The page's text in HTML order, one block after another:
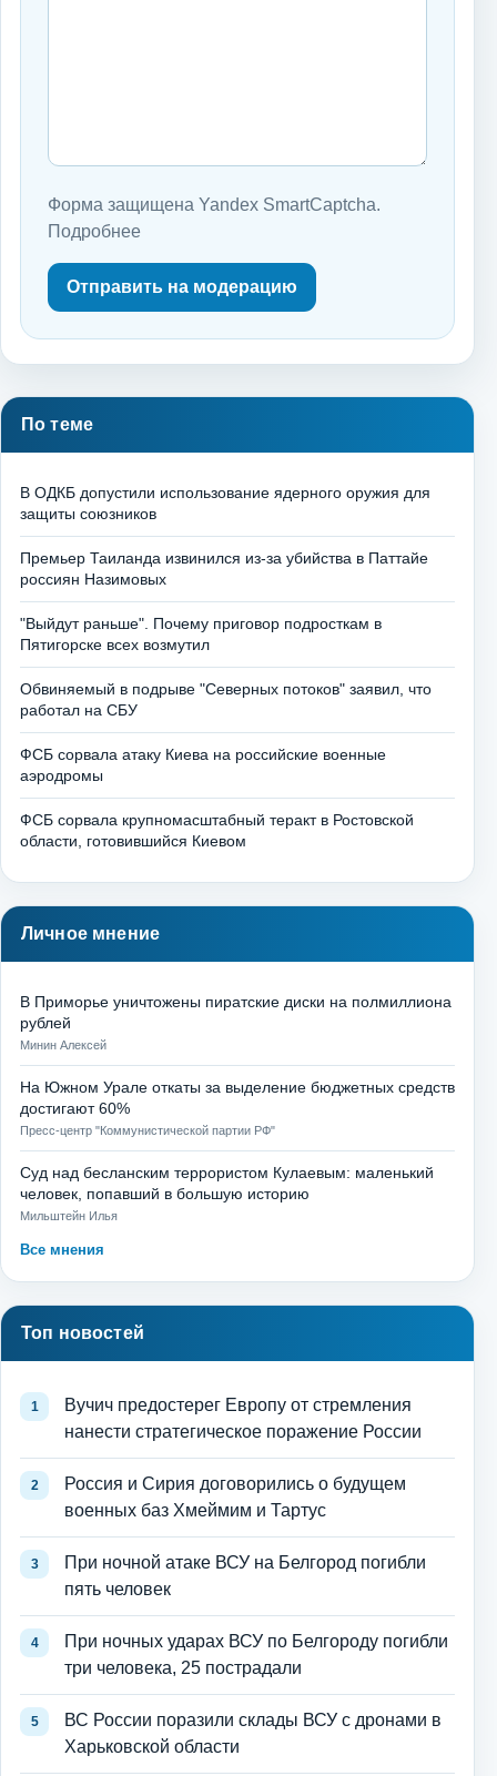
Форма защищена Yandex SmartCaptcha.
Подробнее
Отправить на модерацию
По теме
В ОДКБ допустили использование ядерного оружия для
защиты союзников
Премьер Таиланда извинился из-за убийства в Паттайе
россиян Назимовых
"Выйдут раньше". Почему приговор подросткам в
Пятигорске всех возмутил
Обвиняемый в подрыве "Северных потоков" заявил, что
работал на СБУ
ФСБ сорвала атаку Киева на российские военные
аэродромы
ФСБ сорвала крупномасштабный теракт в Ростовской
области, готовившийся Киевом
Личное мнение
В Приморье уничтожены пиратские диски на полмиллиона
рублей
Минин Алексей
На Южном Урале откаты за выделение бюджетных средств
достигают 60%
Пресс-центр "Коммунистической партии РФ"
Суд над бесланским террористом Кулаевым: маленький
человек, попавший в большую историю
Мильштейн Илья
Все мнения
Топ новостей
Вучич предостерег Европу от стремления
нанести стратегическое поражение России
Россия и Сирия договорились о будущем
военных баз Хмеймим и Тартус
При ночной атаке ВСУ на Белгород погибли
пять человек
При ночных ударах ВСУ по Белгороду погибли
три человека, 25 пострадали
ВС России поразили склады ВСУ с дронами в
Харьковской области